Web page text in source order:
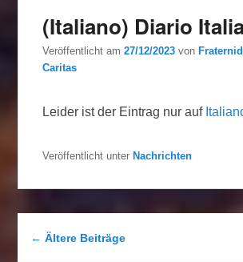
(Italiano) Diario
Veröffentlicht am27/12/2023 von
Caritas
Leider ist der Eintrag nur auf
Veröffentlicht unter Nachrichten
Beitragsnavigation
← Ältere Beiträge